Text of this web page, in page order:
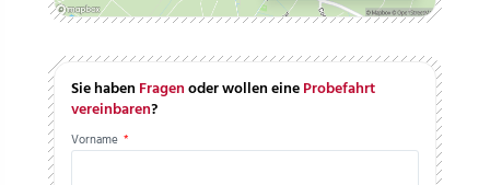
Sie haben Fragenoder wollen eineProbefahrt
vereinbaren?
Vorname *